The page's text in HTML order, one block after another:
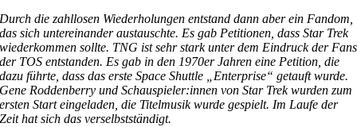
Durch die zahllosen Wiederholungen entstand dann aber ein Fandom,
das sich untereinander austauschte. Es gab Petitionen, dass Star Trek
wiederkommen sollte. TNG ist sehr stark unter dem Eindruck der Fans
der TOS entstanden. Es gab in den 1970er Jahren eine Petition, die
dazu führte, dass das erste Space Shuttle „Enterprise“ getauft wurde.
Gene Roddenberry und Schauspieler:innen von Star Trek wurden zum
ersten Start eingeladen, die Titelmusik wurde gespielt. Im Laufe der
Zeit hat sich das verselbstständigt.